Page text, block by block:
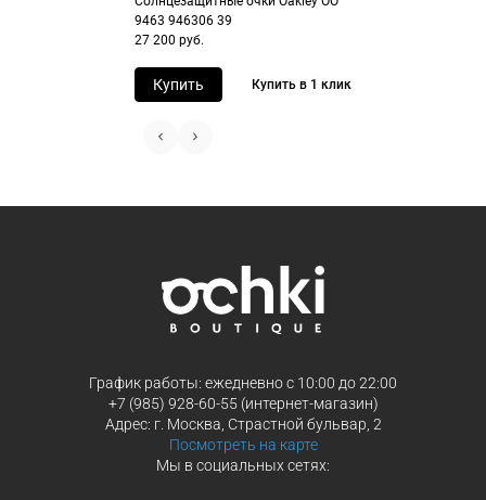
Перейдите на страницу оформления
заказа
Выберите способ оплаты «Долями»
Оплатите часть от суммы заказа
Выберите Яндекс Пэй или Сплит в
способах оплаты
Оплатите покупку целиком через
или частями в Сплит.
9463 946306 39
27 200 руб.
Купить Купить в 1 клик
График работы: ежедневно с 10:00 до 22:00
+7 (985) 928-60-55 (интернет-магазин)
Адрес: г. Москва, Страстной бульвар, 2
Посмотреть на карте
Мы в социальных сетях: